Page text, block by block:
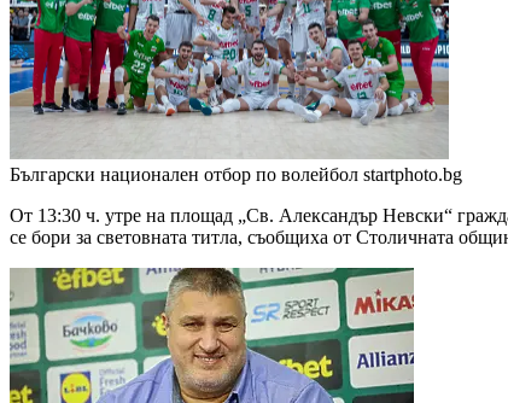
Български национален отбор по волейбол startphoto.bg
От 13:30 ч. утре на площад „Св. Александър Невски“
се бори за световната титла, съобщиха от Столичната